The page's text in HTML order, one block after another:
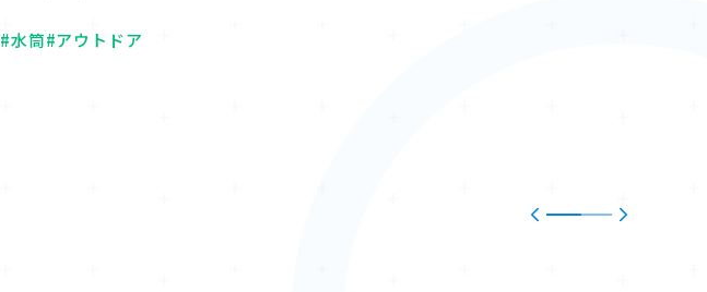
#水筒#アウトドア